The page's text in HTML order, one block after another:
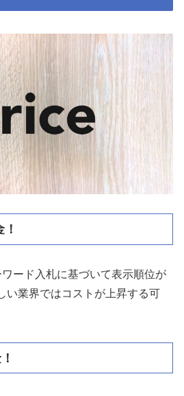
ワード入札に基づいて表示順位が
い業界ではコストが上昇する可